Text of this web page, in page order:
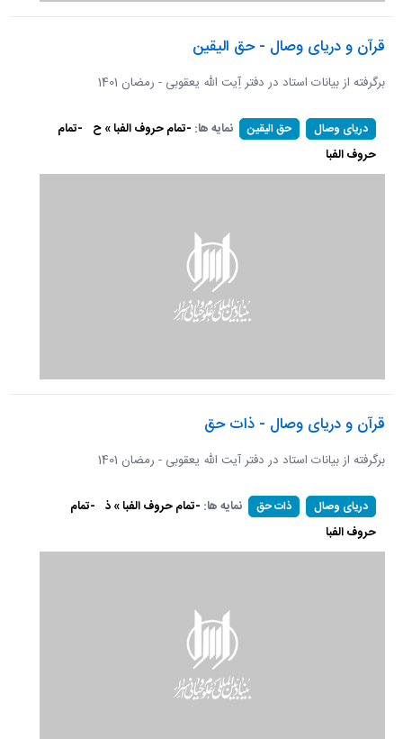
قرآن و دریای وصال - حق الیقین
برگرفته از بیانات استاد در دفتر آِیت الله یعقوبی - رمضان 1401
دریای وصال حق الیقین نمایه ها: -تمام حروف الفبا » ح -تمام
حروف الفبا
قرآن و دریای وصال - ذات حق
برگرفته از بیانات استاد در دفتر آیت الله یعقوبی - رمضان 1401
دریای وصال ذات حق نمایه ها: -تمام حروف الفبا » ذ -تمام
حروف الفبا